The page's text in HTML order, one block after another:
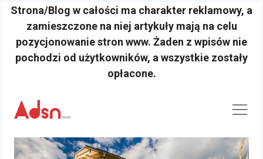
Strona/Blog w całości ma charakter reklamowy, a
zamieszczone na niej artykuły mają na celu
pozycjonowanie stron www. Żaden z wpisów nie
pochodzi od użytkowników, a wszystkie zostały
opłacone.
content